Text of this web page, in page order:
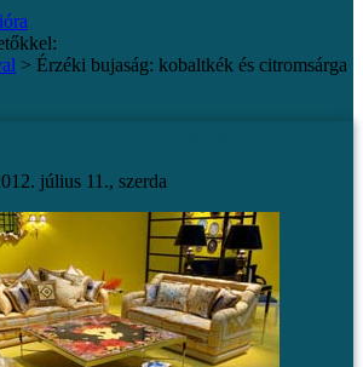
> Érzéki bujaság: kobaltkék és citromsárga
július 11., szerda